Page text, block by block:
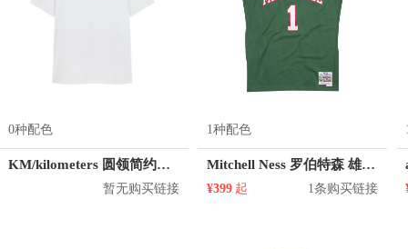
0种配色
KM/kilometers 圆领简约短袖T恤 M2X2108073
暂无购买链接
1种配色
Mitchell Ness 罗伯特森 雄鹿队 1号球衣
¥399 起 1条购买链接